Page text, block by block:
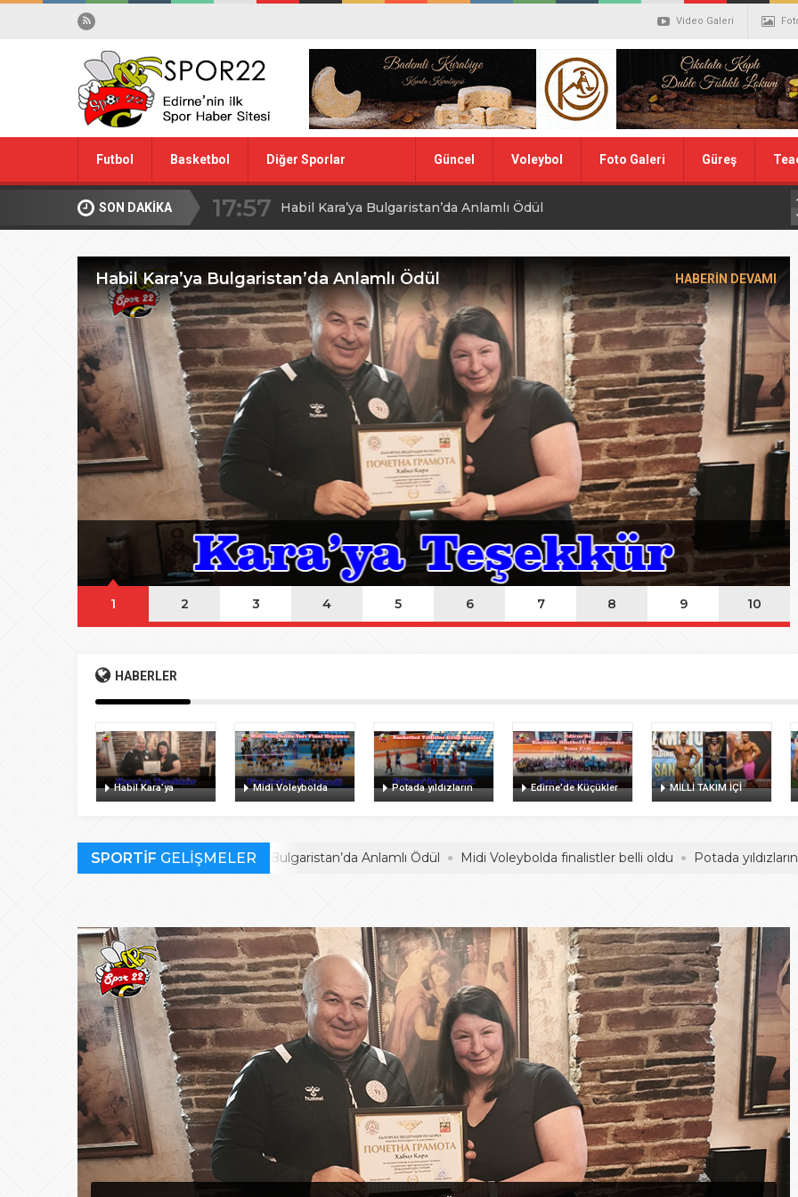
Video Galeri
Futbol Basketbol Diğer Sporlar Güncel Voleybol Foto Galeri Güreş
SON DAKİKA
17:57 Habil Kara’ya Bulgaristan’da Anlamlı Ödül
10:28 Midi Voleybolda finalistler belli oldu
20:00
09:30 MİLLİ TAKIM İÇİ İDDİALIYIZ
08:00 Ağa Adayının Acı Günü
20:00 ŞAHİ’DEN KADIN MİLLİ TAKIMINA TEŞEKKÜR
08:20 Buca Deplasmanında Kayıp
20:20 Namazı beklerken Hakk’a yürüdü
20:15 Büyük Usta Pele Mehmet’i kaybettik
20:08 Takımını kuran gelsin
Habil Kara’ya Bulgaristan’da Anlamlı Ödül HABERİN DEVAMI
1 2 3 4 5 6 7 8 9 10
HABERLER
Habil Kara’ya
Anlamlı Ödül
Midi Voleybolda Potada yıldızların Edirne’de Küçükler MİLLİ TAKIM İÇİ
SPORTİF GELİŞMELER
Habil Kara’ya Bulgaristan’da Anlamlı Ödül Midi Voleybolda finalistler belli oldu Potada yıldızların